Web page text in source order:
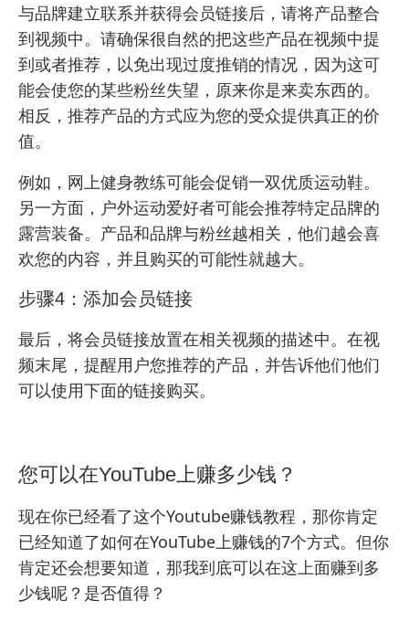
与品牌建立联系并获得会员链接后，请将产品整合
到视频中。请确保很自然的把这些产品在视频中提
到或者推荐，以免出现过度推销的情况，因为这可
能会使您的某些粉丝失望，原来你是来卖东西的。
相反，推荐产品的方式应为您的受众提供真正的价
值。
例如，网上健身教练可能会促销一双优质运动鞋。
另一方面，户外运动爱好者可能会推荐特定品牌的
露营装备。产品和品牌与粉丝越相关，他们越会喜
欢您的内容，并且购买的可能性就越大。
步骤4：添加会员链接
最后，将会员链接放置在相关视频的描述中。在视
频末尾，提醒用户您推荐的产品，并告诉他们他们
可以使用下面的链接购买。
您可以在YouTube上赚多少钱？
现在你已经看了这个Youtube赚钱教程，那你肯定
已经知道了如何在YouTube上赚钱的7个方式。但你
肯定还会想要知道，那我到底可以在这上面赚到多
少钱呢？是否值得？